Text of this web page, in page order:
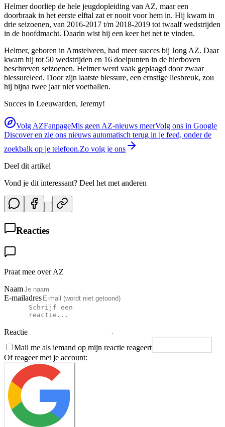
Helmer doorliep de hele jeugdopleiding van AZ, maar een
doorbraak in het eerste elftal zat er nooit voor hem in. Hij kwam in
drie seizoenen, van 2016-2017 t/m 2018-2019 tot twaalf wedstrijden
in de hoofdmacht. Daarin wist hij een keer het net te vinden.
Helmer, geboren in Amstelveen, had meer succes bij Jong AZ. Daar
kwam hij tot 50 wedstrijden en 16 doelpunten in de hierboven
beschreven seizoenen. Helmer werd vaak geplaagd door zwaar
blessureleed. Door zijn laatste blessure, een ernstige liesbreuk, zou
hij bijna twee jaar niet voetballen.
Succes in Leeuwarden, Jeremy!
Volg AZFanpageMis geen AZ-nieuws meerVolg ons in Google
Discover en zie ons nieuws automatisch terug in je feed, onder de
zoekbalk op je telefoon.Zo volg je ons
Deel dit artikel
Vond je dit interessant? Deel het met anderen
Reacties
Praat mee over AZ
Naam
E-mailadres
Reactie
Mail me als iemand op mijn reactie reageert
Of reageer met je account: